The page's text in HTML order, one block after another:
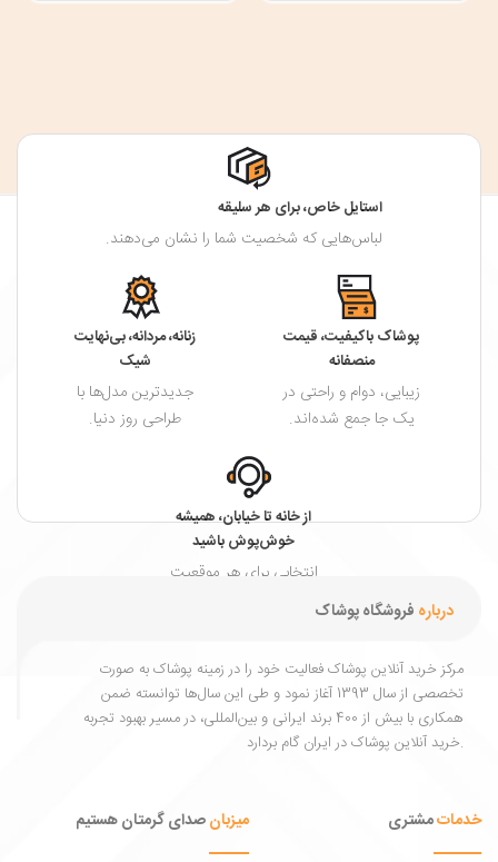
استایل خاص، برای هر سلیقه
لباس‌هایی که شخصیت شما را نشان می‌دهند.
پوشاک باکیفیت، قیمت
منصفانه
زیبایی، دوام و راحتی در
یک جا جمع شده‌اند.
زنانه، مردانه، بی‌نهایت
شیک
جدیدترین مدل‌ها با
طراحی روز دنیا.
از خانه تا خیابان، همیشه
خوش‌پوش باشید
انتخابی برای هر موقعیت
درباره فروشگاه پوشاک
مرکز خرید آنلاین پوشاک فعالیت خود را در زمینه پوشاک به ‌صورت
تخصصی از سال 1393 آغاز نمود و طی این سال‌ها توانسته ضمن
همکاری با بیش از 400 برند ایرانی و بین‌المللی، در مسیر بهبود تجربه
خرید آنلاین پوشاک در ایران گام بردارد.
خدماتمشتری میزبانصدای گرمتان هستیم